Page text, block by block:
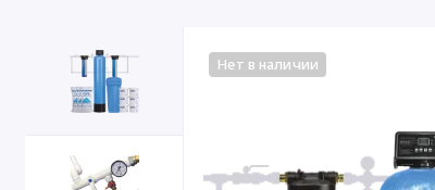
Нет в наличии